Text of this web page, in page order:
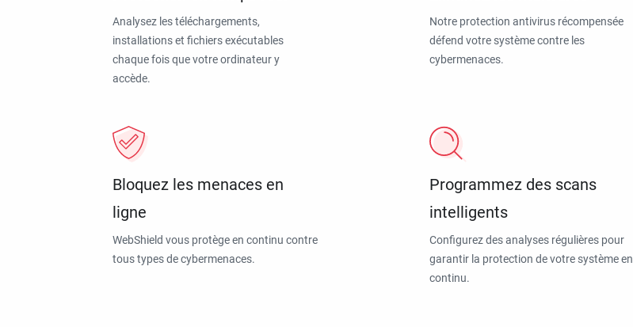
Analysez les téléchargements,
installations et fichiers exécutables
chaque fois que votre ordinateur y
accède.
Notre protection antivirus récompensée
défend votre système contre les
cybermenaces.
Bloquez les menaces en
ligne
WebShield vous protège en continu contre
tous types de cybermenaces.
Programmez des scans
intelligents
Configurez des analyses régulières pour
garantir la protection de votre système en
continu.